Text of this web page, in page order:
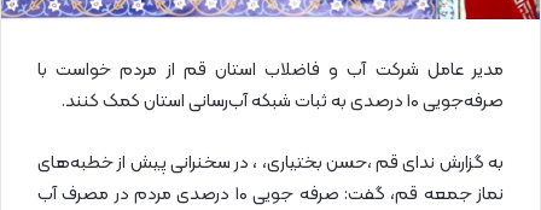
مدیر عامل شرکت آب و فاضلاب استان قم از مردم خواست با
صرفه‌جویی ۱۰ درصدی به ثبات شبکه آب‌رسانی استان کمک کنند.
به گزارش ندای قم ،حسن بختیاری،‌ ، در سخنرانی پیش از خطبه‌های
نماز جمعه قم، گفت: صرفه جویی ۱۰ درصدی مردم در مصرف آب